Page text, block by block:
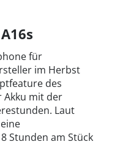
für
im Herbst
des
Akku mit der
Laut
Stunden am Stück